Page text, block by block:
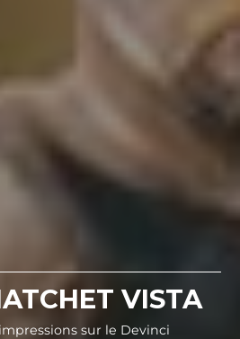
VISTA
sur le Devinci